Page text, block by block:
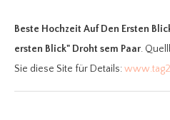
Beste Hochzeit Auf Den Ersten
ersten Blick" Droht sem Paar.
Sie diese Site für Details: